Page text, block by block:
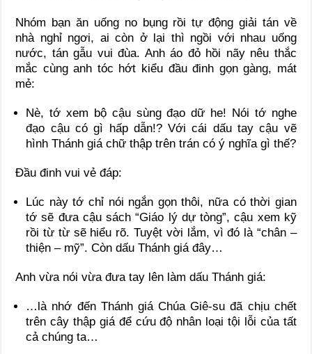
Nhóm bạn ăn uống no bụng rồi tự động giải tán về
nhà nghỉ ngơi, ai còn ở lại thì ngồi với nhau uống
nước, tán gẫu vui đùa. Anh áo đỏ hồi nãy nêu thắc
mắc cùng anh tóc hớt kiểu đầu đinh gọn gàng, mát
mẻ:
Nè, tớ xem bộ cậu sùng đạo dữ he! Nói tớ nghe
đạo cậu có gì hấp dẫn!? Với cái dấu tay cậu vẽ
hình Thánh giá chữ thập trên trán có ý nghĩa gì thế?
Đầu đinh vui vẻ đáp:
Lúc này tớ chỉ nói ngắn gọn thôi, nữa có thời gian
tớ sẽ đưa cậu sách “Giáo lý dự tòng”, cậu xem kỹ
rồi từ từ sẽ hiểu rõ. Tuyệt vời lắm, vì đó là “chân –
thiện – mỹ”. Còn dấu Thánh giá đây…
Anh vừa nói vừa đưa tay lên làm dấu Thánh giá:
…là nhớ đến Thánh giá Chúa Giê-su đã chịu chết
trên cây thập giá để cứu độ nhân loại tội lỗi của tất
cả chúng ta…